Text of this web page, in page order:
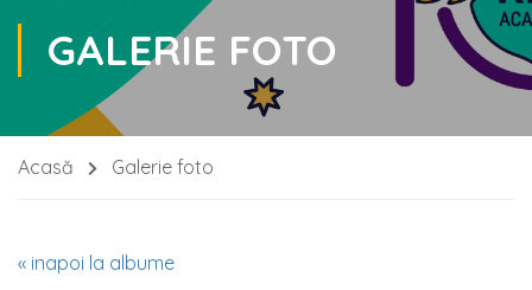
GALERIE FOTO
Acasă Galerie foto
« inapoi la albume